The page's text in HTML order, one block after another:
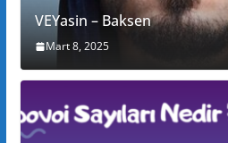
VEYasin – Baksen
Mart 8, 2025